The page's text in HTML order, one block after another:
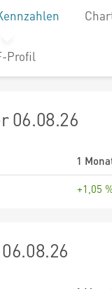
Profil
06.08.26
1
+1,05